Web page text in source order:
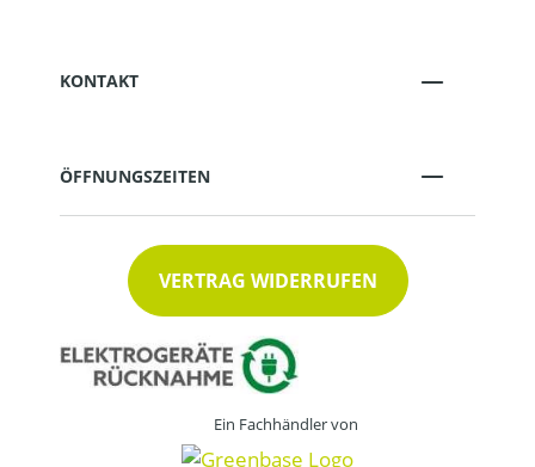
KONTAKT
ÖFFNUNGSZEITEN
VERTRAG WIDERRUFEN
Ein Fachhändler von